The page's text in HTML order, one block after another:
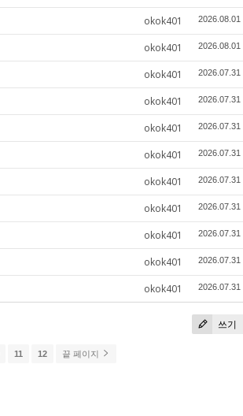
okok401 2026.08.01
okok401 2026.08.01
okok401 2026.07.31
okok401 2026.07.31
okok401 2026.07.31
okok401 2026.07.31
okok401 2026.07.31
okok401 2026.07.31
okok401 2026.07.31
okok401 2026.07.31
okok401 2026.07.31
쓰기
11 12 끝 페이지